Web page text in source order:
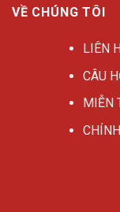
VỀ CHÚNG TÔI
LIÊN
CÂU
MIỄN